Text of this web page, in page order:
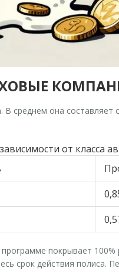
среднем она
от класса
покрывает
срок действия полиса.